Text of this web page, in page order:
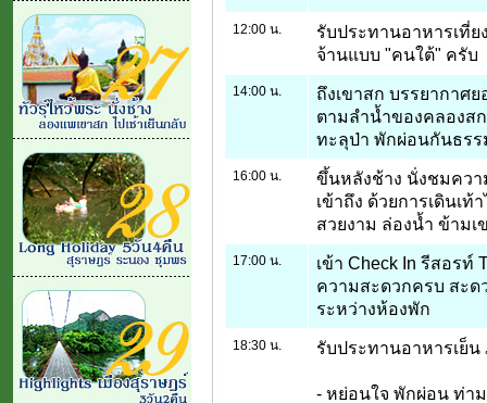
12:00 น.
รับประทานอาหารเที่ย
จ้านแบบ "คนใต้" ครับ
14:00 น.
ถึงเขาสก บรรยากาศ
ตามลำน้ำของคลองสก
ทะลุป่า พักผ่อนกันธรร
16:00 น.
ขึ้นหลังช้าง นั่งชมคว
เข้าถึง ด้วยการเดินเท้
สวยงาม ล่องน้ำ ข้าม
17:00 น.
เข้า Check In รีสอรท์
ความสะดวกครบ สะด
ระหว่างห้องพัก
18:30 น. รับประทานอาหารเย็
- หย่อนใจ พักผ่อน ท่า